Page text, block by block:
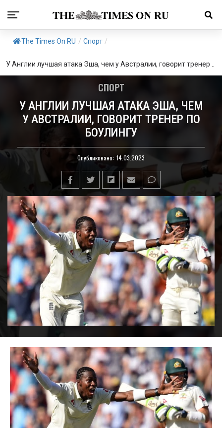
The Times On RU / Спорт /
У Англии лучшая атака Эша, чем у Австралии, говорит тренер ..
СПОРТ
У АНГЛИИ ЛУЧШАЯ АТАКА ЭША, ЧЕМ
У АВСТРАЛИИ, ГОВОРИТ ТРЕНЕР ПО
БОУЛИНГУ
Опубликовано: 14.03.2023